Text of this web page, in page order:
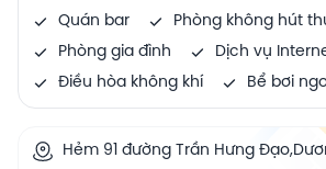
Quán bar
Phòng không hút
Phòng gia đình
Dịch vụ
Điều hòa không khí
Bể bơi
Hẻm 91 đường Trần Hưng